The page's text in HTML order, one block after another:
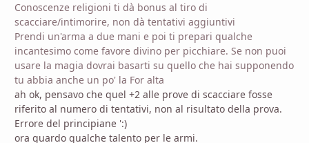
Conoscenze religioni ti dà bonus al tiro di
scacciare/intimorire, non dà tentativi aggiuntivi
Prendi un'arma a due mani e poi ti prepari qualche
incantesimo come favore divino per picchiare. Se non puoi
usare la magia dovrai basarti su quello che hai supponendo
tu abbia anche un po' la For alta
ah ok, pensavo che quel +2 alle prove di scacciare fosse
riferito al numero di tentativi, non al risultato della prova.
Errore del principiane ':)
ora guardo qualche talento per le armi.